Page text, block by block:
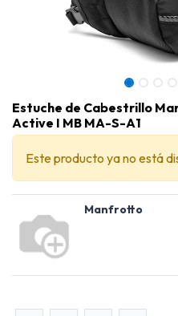
Estuche de Cabestrillo
Active I MB MA-S-A1
Este producto ya no está
Manfrotto